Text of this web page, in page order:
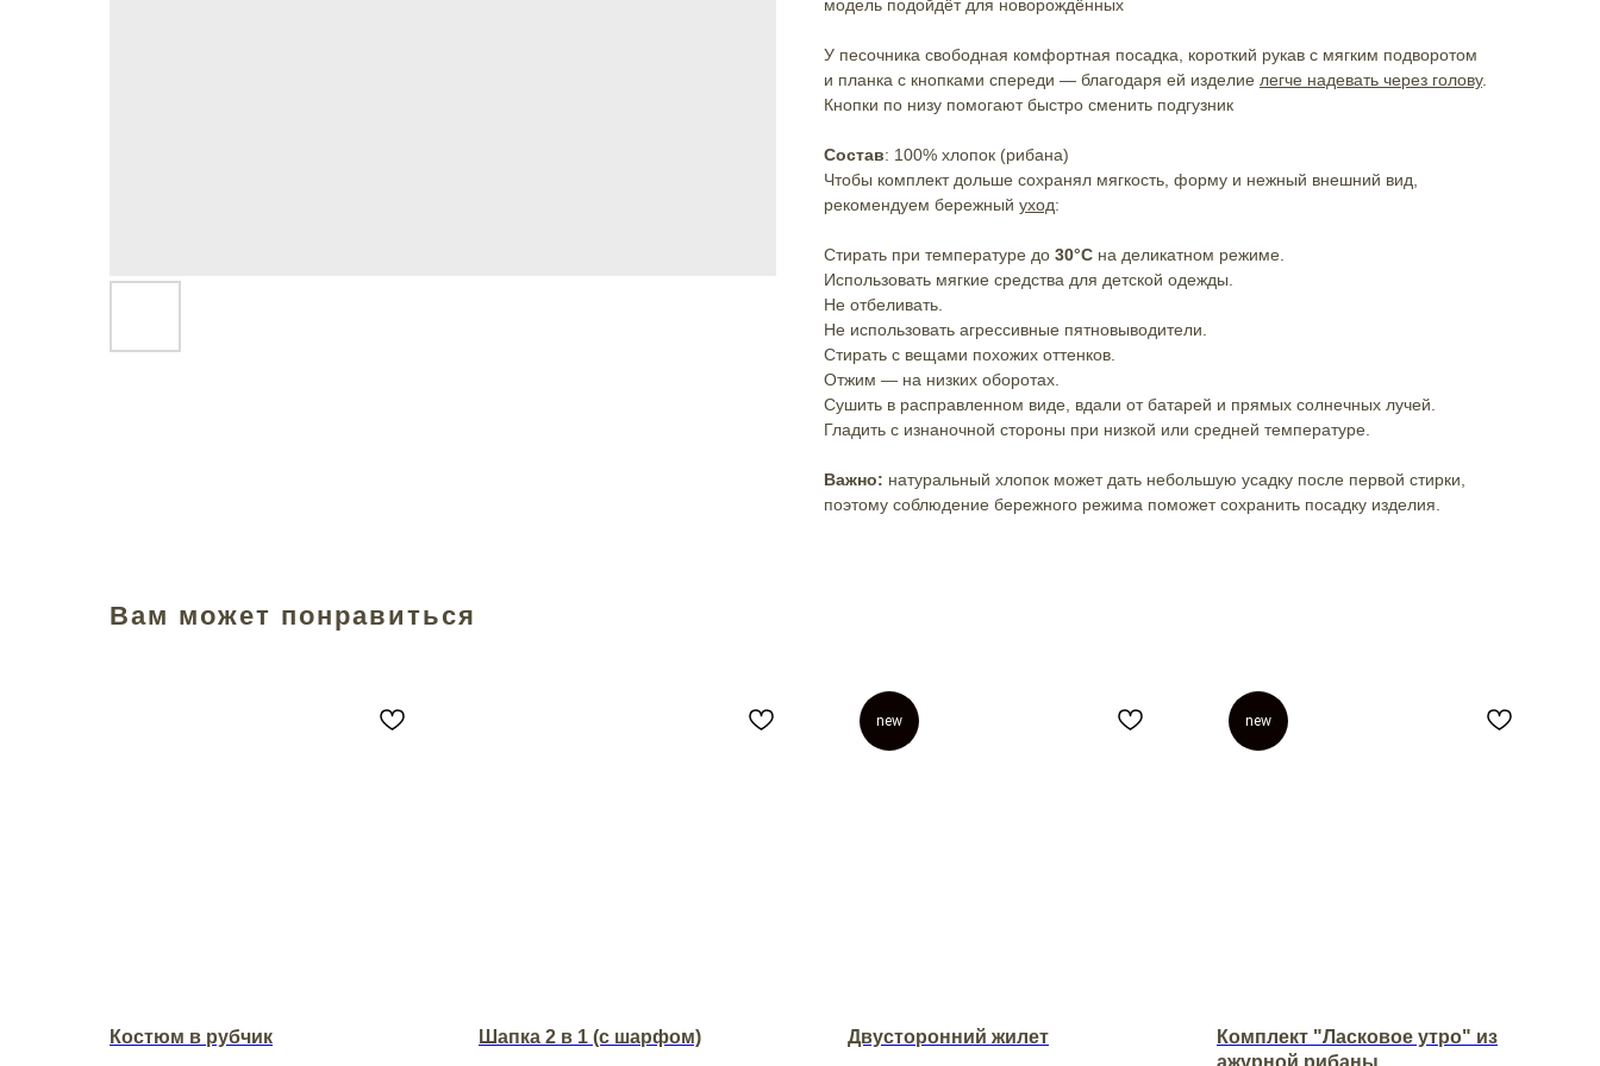
модель подойдёт для новорождённых
У песочника свободная комфортная посадка, короткий рукав с мягким подворотом
и планка с кнопками спереди — благодаря ей изделие легче надевать через голову.
Кнопки по низу помогают быстро сменить подгузник
Состав: 100% хлопок (рибана)
Чтобы комплект дольше сохранял мягкость, форму и нежный внешний вид,
рекомендуем бережный уход:
Стирать при температуре до 30°C на деликатном режиме.
Использовать мягкие средства для детской одежды.
Не отбеливать.
Не использовать агрессивные пятновыводители.
Стирать с вещами похожих оттенков.
Отжим — на низких оборотах.
Сушить в расправленном виде, вдали от батарей и прямых солнечных лучей.
Гладить с изнаночной стороны при низкой или средней температуре.
Важно: натуральный хлопок может дать небольшую усадку после первой стирки,
поэтому соблюдение бережного режима поможет сохранить посадку изделия.
Вам может понравиться
Костюм в рубчик Шапка 2 в 1 (с шарфом)
new
Двусторонний жилет
new
Комплект "Ласковое утро" из